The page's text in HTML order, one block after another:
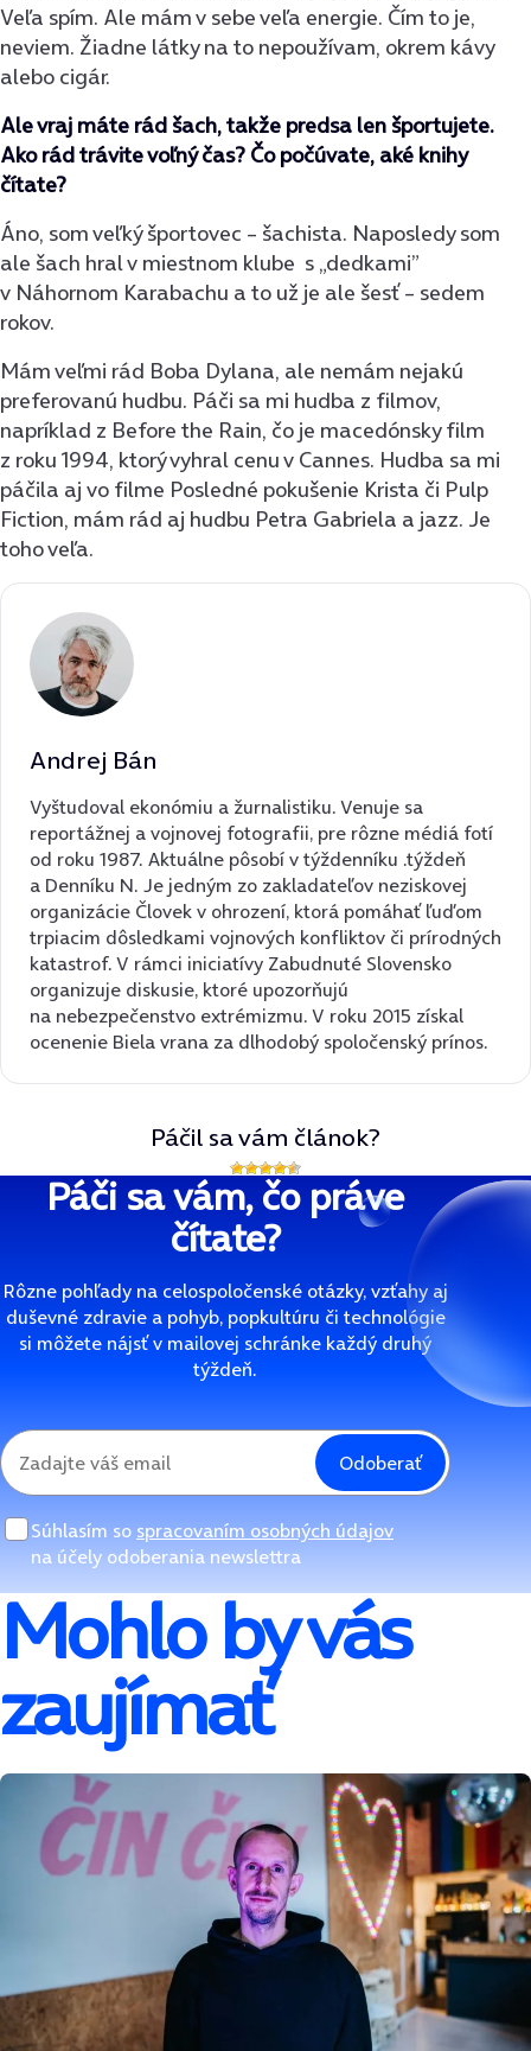
Veľa spím. Ale mám v sebe veľa energie. Čím to je,
neviem. Žiadne látky na to nepoužívam, okrem kávy
alebo cigár.
Ale vraj máte rád šach, takže predsa len športujete.
Ako rád trávite voľný čas? Čo počúvate, aké knihy
čítate?
Áno, som veľký športovec – šachista. Naposledy som
ale šach hral v miestnom klube s „dedkami”
v Náhornom Karabachu a to už je ale šesť – sedem
rokov.
Mám veľmi rád Boba Dylana, ale nemám nejakú
preferovanú hudbu. Páči sa mi hudba z filmov,
napríklad z Before the Rain, čo je macedónsky film
z roku 1994, ktorý vyhral cenu v Cannes. Hudba sa mi
páčila aj vo filme Posledné pokušenie Krista či Pulp
Fiction, mám rád aj hudbu Petra Gabriela a jazz. Je
toho veľa.
Andrej Bán
Vyštudoval ekonómiu a žurnalistiku. Venuje sa
reportážnej a vojnovej fotografii, pre rôzne médiá fotí
od roku 1987. Aktuálne pôsobí v týždenníku .týždeň
a Denníku N. Je jedným zo zakladateľov neziskovej
organizácie Človek v ohrození, ktorá pomáhať ľuďom
trpiacim dôsledkami vojnových konfliktov či prírodných
katastrof. V rámci iniciatívy Zabudnuté Slovensko
organizuje diskusie, ktoré upozorňujú
na nebezpečenstvo extrémizmu. V roku 2015 získal
ocenenie Biela vrana za dlhodobý spoločenský prínos.
Páčil sa vám článok?
Páči sa vám, čo práve
čítate?
Rôzne pohľady na celospoločenské otázky, vzťahy aj
duševné zdravie a pohyb, popkultúru či technológie
si môžete nájsť v mailovej schránke každý druhý
týždeň.
Odoberať
Súhlasím so spracovaním osobných údajov
na účely odoberania newslettra
Mohlo by vás
zaujímať